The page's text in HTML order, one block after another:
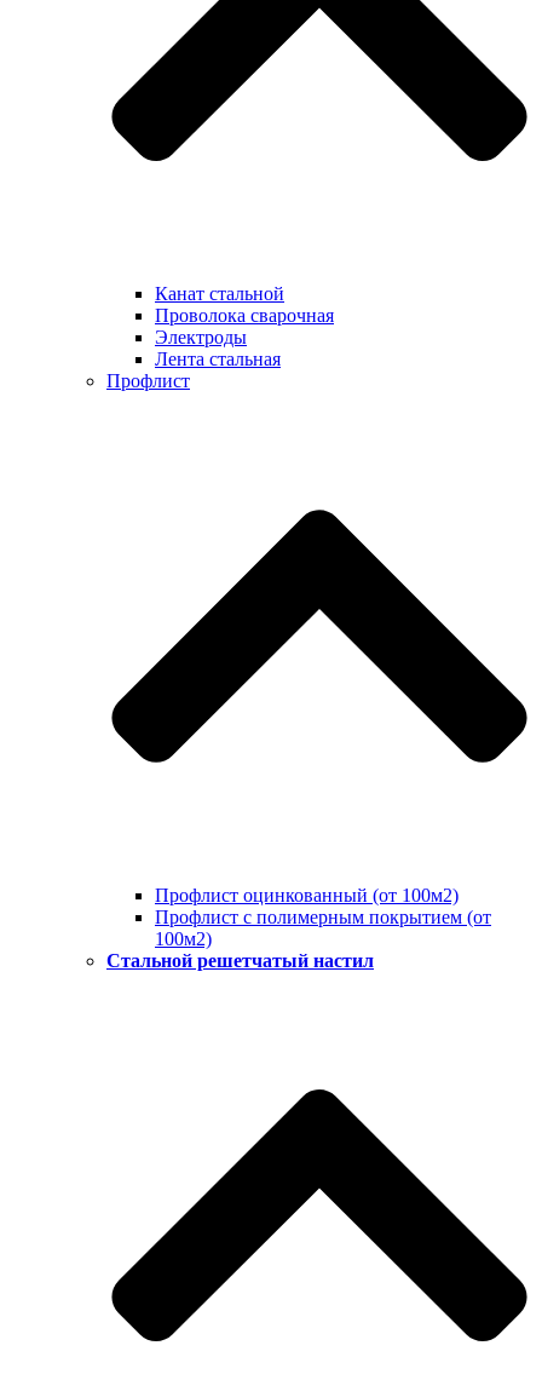
Канат стальной
Проволока сварочная
Электроды
Лента стальная
Профлист
Профлист оцинкованный (от 100м2)
Профлист с полимерным покрытием (от
100м2)
Стальной решетчатый настил